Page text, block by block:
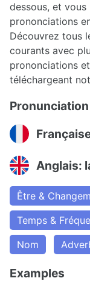
dessous, et
prononciations
Découvrez tous
courants avec
prononciations
téléchargeant
Pronunciation
Anglais:
Être &
Temps &
Nom
Examples